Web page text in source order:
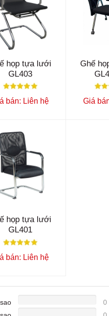
họp tựa lưới
GL403
bán: Liên hệ
Ghế
Giá
họp tựa lưới
GL401
bán: Liên hệ
0